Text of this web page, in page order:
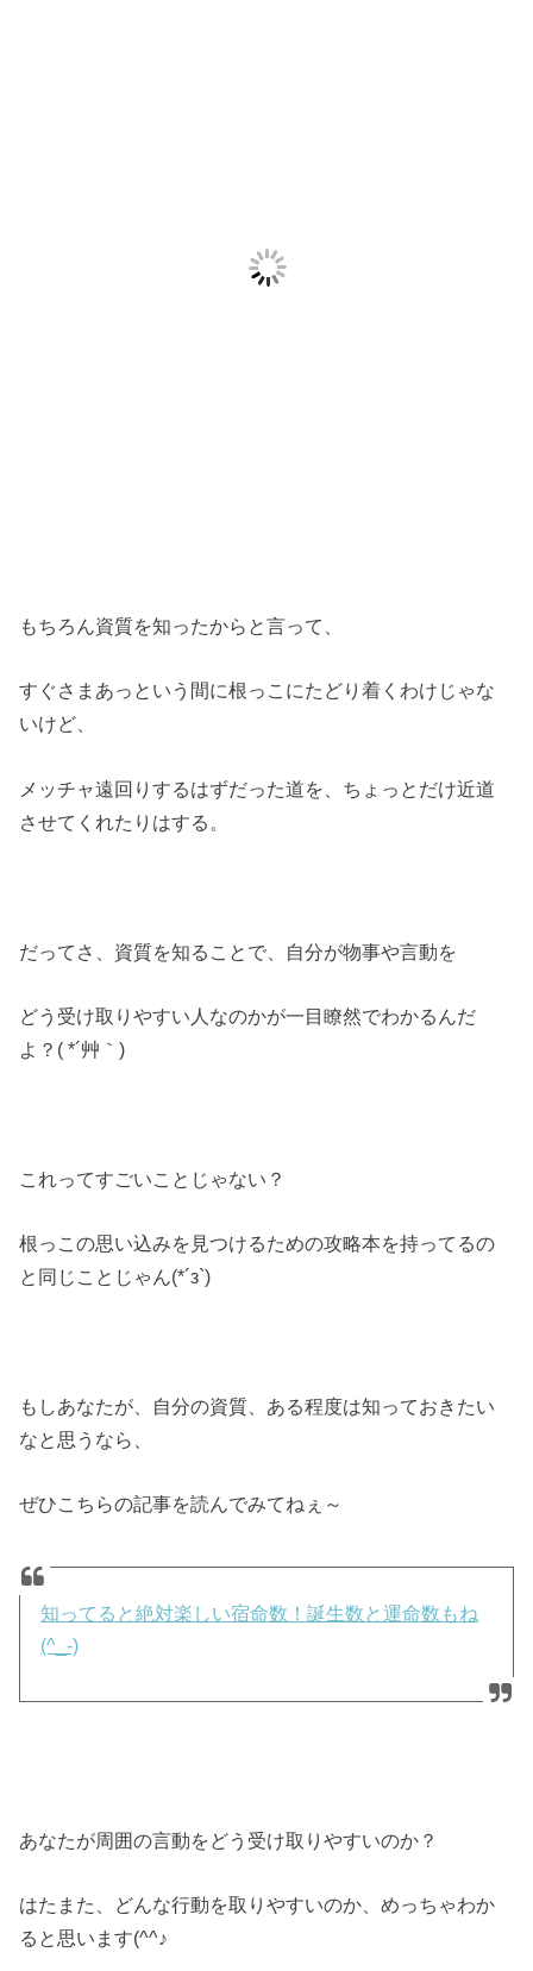
もちろん資質を知ったからと言って、
すぐさまあっという間に根っこにたどり着くわけじゃな
いけど、
メッチャ遠回りするはずだった道を、ちょっとだけ近道
させてくれたりはする。
だってさ、資質を知ることで、自分が物事や言動を
どう受け取りやすい人なのかが一目瞭然でわかるんだ
よ？( *´艸｀)
これってすごいことじゃない？
根っこの思い込みを見つけるための攻略本を持ってるの
と同じことじゃん(*´з`)
もしあなたが、自分の資質、ある程度は知っておきたい
なと思うなら、
ぜひこちらの記事を読んでみてねぇ～
知ってると絶対楽しい宿命数！誕生数と運命数もね
(^_-)
あなたが周囲の言動をどう受け取りやすいのか？
はたまた、どんな行動を取りやすいのか、めっちゃわか
ると思います(^^♪